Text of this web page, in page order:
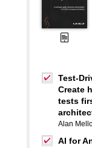
Test-
Create
tests
Alan
AI for